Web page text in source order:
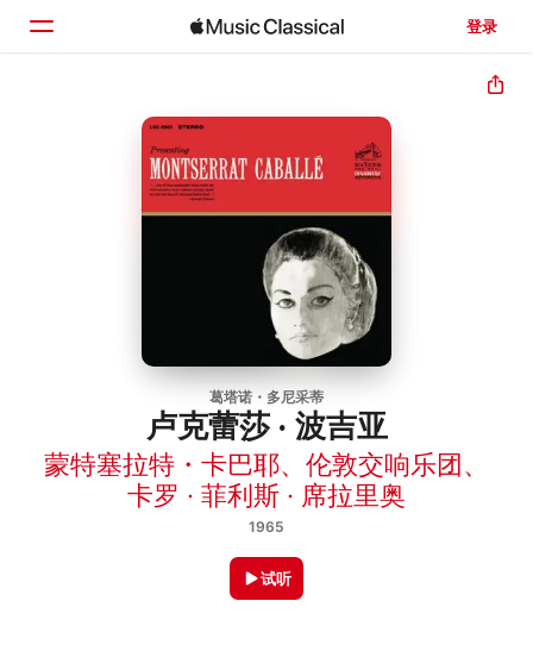
登录
葛塔诺・多尼采蒂
卢克蕾莎 · 波吉亚
蒙特塞拉特・卡巴耶、 伦敦交响乐团、
卡罗 · 菲利斯 · 席拉里奥
1965
试听